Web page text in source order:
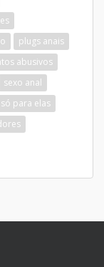
plugs anais
abusivos
sexo anal
só para elas